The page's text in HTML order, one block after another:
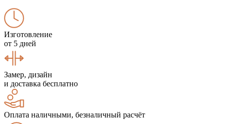
Изготовление
от 5 дней
Замер, дизайн
и доставка бесплатно
Оплата наличными, безналичный расчёт